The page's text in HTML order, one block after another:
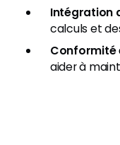
Intégration
calculs et
Conformité
aider à